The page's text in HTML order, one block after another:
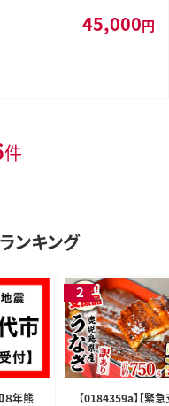
45,000円
件
ンキング
８年熊
【0184359a】【緊急